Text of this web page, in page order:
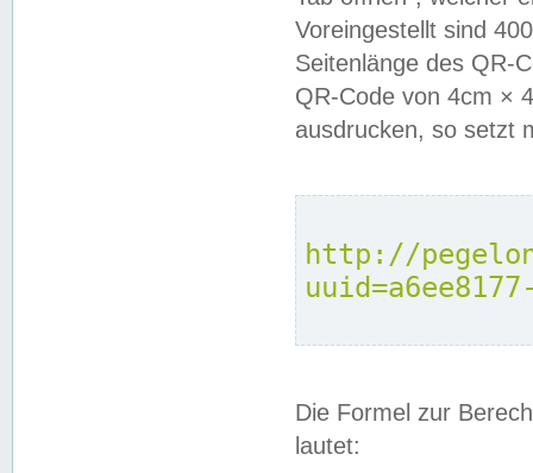
Voreingestellt sind
Seitenlänge des QR-
QR-Code von 4cm ×
ausdrucken, so setzt
http://
Die Formel zur
lautet: